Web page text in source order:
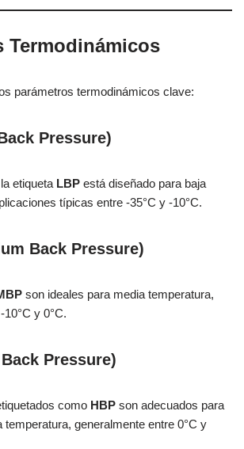
Termodinámicos
parámetros termodinámicos clave:
Pressure)
etiqueta LBP está diseñado para baja
típicas entre -35°C y -10°C.
Back Pressure)
son ideales para media temperatura,
y 0°C.
Pressure)
como HBP son adecuados para
temperatura, generalmente entre 0°C y